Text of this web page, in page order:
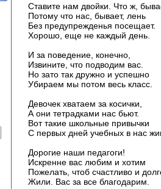
Ставите нам двойки. Что ж,
Потому что нас, бывает, лень
Без предупрежденья посещает.
Хорошо, еще не каждый день.
И за поведение, конечно,
Извините, что подводим вас.
Но зато так дружно и успешно
Убираем мы потом весь класс.
Девочек хватаем за косички,
А они тетрадками нас бьют.
Вот такие школьные привычки
С первых дней учебных в нас
Дорогие наши педагоги!
Искренне вас любим и хотим
Пожелать, чтоб счастливо и
Жили. Вас за все благодарим.